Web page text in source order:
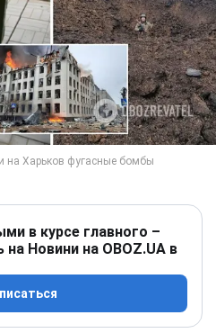
в курсе главного –
Новини на OBOZ.UA в